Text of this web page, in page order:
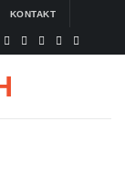
KONTAKT